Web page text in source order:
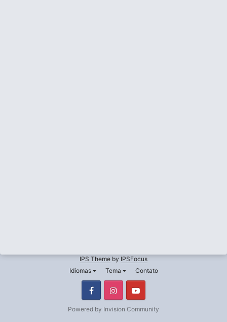
IPS Theme by IPSFocus
Idiomas
Tema Contato
FacebookInstagram
Powered by Invision Community